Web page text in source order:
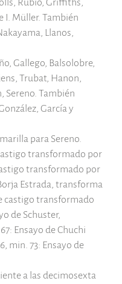
Rubio, Griffiths,
I. Müller. También
Llanos,
Gallego, Balsolobre,
Trubat, Hanon,
Sereno. También
García y
para Sereno.
transformado por
transformado por
Estrada, transforma
castigo transformado
de Schuster,
Ensayo de Chuchi
min. 73: Ensayo de
a las decimosexta